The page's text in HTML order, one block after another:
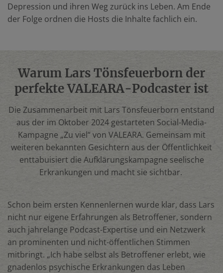
Depression und ihren Weg zurück ins Leben. Am Ende
der Folge ordnen die Hosts die Inhalte fachlich ein.
Warum Lars Tönsfeuerborn der
perfekte VALEARA-Podcaster ist
Die Zusammenarbeit mit Lars Tönsfeuerborn entstand
aus der im Oktober 2024 gestarteten Social-Media-
Kampagne „Zu viel“ von VALEARA. Gemeinsam mit
weiteren bekannten Gesichtern aus der Öffentlichkeit
enttabuisiert die Aufklärungskampagne seelische
Erkrankungen und macht sie sichtbar.
Schon beim ersten Kennenlernen wurde klar, dass Lars
nicht nur eigene Erfahrungen als Betroffener, sondern
auch jahrelange Podcast-Expertise und ein Netzwerk
an prominenten und nicht-öffentlichen Stimmen
mitbringt. „Ich habe selbst als Betroffener erlebt, wie
gnadenlos psychische Erkrankungen das Leben